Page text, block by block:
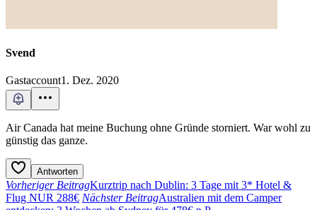
Svend
Gastaccount1. Dez. 2020
Air Canada hat meine Buchung ohne Gründe storniert. War wohl zu
günstig das ganze.
Antworten
Vorheriger BeitragKurztrip nach Dublin: 3 Tage mit 3* Hotel &
Flug NUR 288€ Nächster BeitragAustralien mit dem Camper